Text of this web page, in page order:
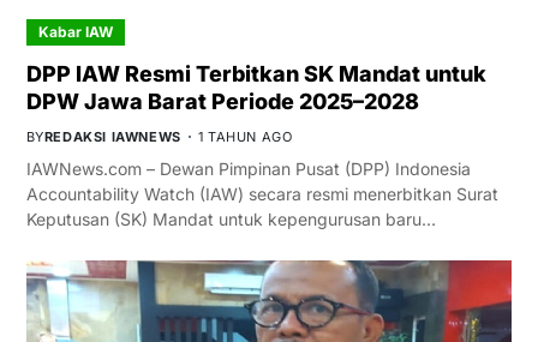
Kabar IAW
DPP IAW Resmi Terbitkan SK Mandat untuk
DPW Jawa Barat Periode 2025–2028
BYREDAKSI IAWNEWS 1 TAHUN AGO
IAWNews.com – Dewan Pimpinan Pusat (DPP) Indonesia
Accountability Watch (IAW) secara resmi menerbitkan Surat
Keputusan (SK) Mandat untuk kepengurusan baru…